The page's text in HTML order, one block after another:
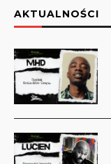
AKTUALNOŚCI